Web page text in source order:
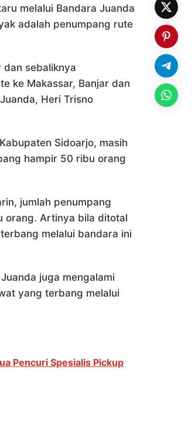
melalui Bandara Juanda
adalah penumpang rute
dan sebaliknya
ke Makassar, Banjar dan
Heri Trisno
Sidoarjo, masih
hampir 50 ribu orang
jumlah penumpang
orang. Artinya bila ditotal
melalui bandara ini
juga mengalami
yang terbang melalui
Pencuri Spesialis Pickup